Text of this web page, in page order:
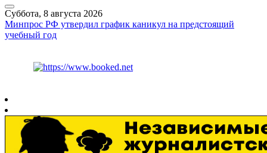
Суббота, 8 августа 2026
Минпрос РФ утвердил график каникул на предстоящий
учебный год